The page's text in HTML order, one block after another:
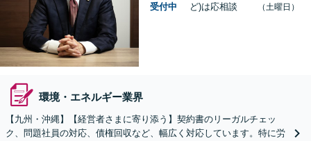
受付中
ど)は応相談
（土曜日）
環境・エネルギー業界
【九州・沖縄】【経営者さまに寄り添う】契約書のリーガルチェッ
ク、問題社員の対応、債権回収など、幅広く対応しています。特に労